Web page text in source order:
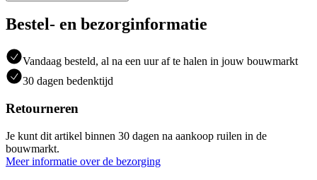
Bestel- en bezorginformatie
Vandaag besteld, al na een uur af te halen in jouw bouwmarkt
30 dagen bedenktijd
Retourneren
Je kunt dit artikel binnen 30 dagen na aankoop ruilen in de
bouwmarkt.
Meer informatie over de bezorging